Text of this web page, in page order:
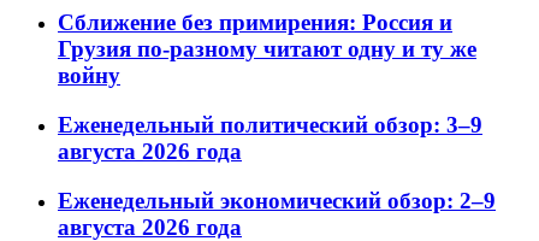
Сближение без примирения: Россия и
Грузия по-разному читают одну и ту же
войну
Еженедельный политический обзор: 3–9
августа 2026 года
Еженедельный экономический обзор: 2–9
августа 2026 года